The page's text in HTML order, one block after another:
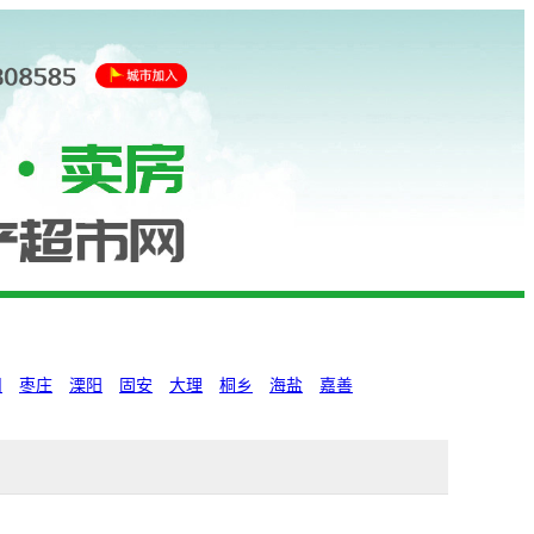
枣庄 溧阳 固安 大理 桐乡 海盐 嘉善